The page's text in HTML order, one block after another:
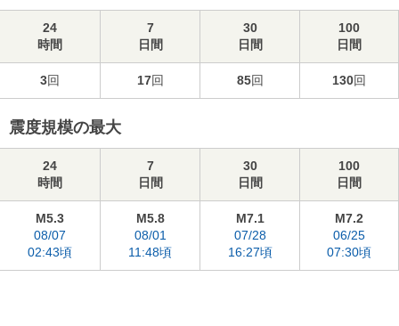
24
時間
7
日間
30
日間
100
日間
3回 17回 85回 130回
震度規模の最大
24
時間
7
日間
30
日間
100
日間
M5.3
08/07
02:43頃
M5.8
08/01
11:48頃
M7.1
07/28
16:27頃
M7.2
06/25
07:30頃